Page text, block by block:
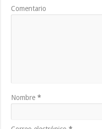
Comentario
Nombre*